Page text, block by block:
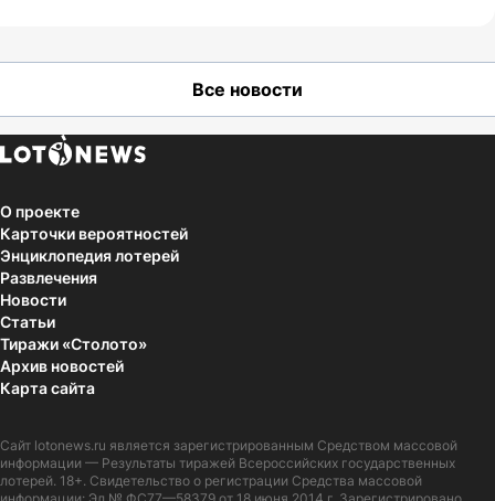
Все новости
О проекте
Карточки вероятностей
Энциклопедия лотерей
Развлечения
Новости
Статьи
Тиражи «Столото»
Архив новостей
Карта сайта
Сайт lotonews.ru является зарегистрированным Средством массовой
информации — Результаты тиражей Всероссийских государственных
лотерей. 18+. Свидетельство о регистрации Средства массовой